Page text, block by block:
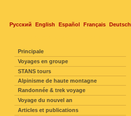
Русский English Español Français Deutsch
Principale
Voyages en groupe
STANS tours
Alpinisme de haute montagne
Randonnée & trek voyage
Voyage du nouvel an
Articles et publications